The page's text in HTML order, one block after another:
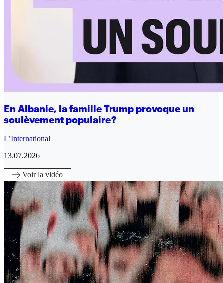
En Albanie, la famille Trump provoque un
soulèvement populaire ?
L’International
13.07.2026
Voirla vidéo